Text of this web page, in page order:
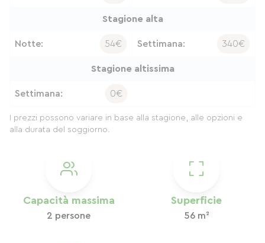
Capacità massima
2 persone
Superficie
56 m²
Stagione alta
Notte: 54€ Settimana: 340€
Stagione altissima
Settimana: 0€
I prezzi possono variare in base alla stagione, alle opzioni e
alla durata del soggiorno.